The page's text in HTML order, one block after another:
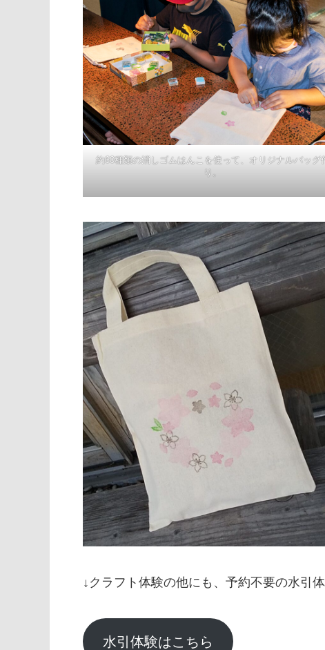
約60種類の消しゴムはんこを使って、オリジナルバッグ
り。
↓クラフト体験の他にも、予約不要の水引
水引体験はこちら